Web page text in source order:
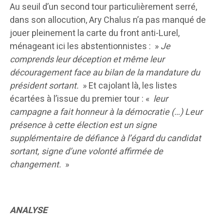
Au seuil d’un second tour particulièrement serré,
dans son allocution, Ary Chalus n’a pas manqué de
jouer pleinement la carte du front anti-Lurel,
ménageant ici les abstentionnistes : »Je
comprends leur déception et même leur
découragement face au bilan de la mandature du
président sortant. » Et cajolant là, les listes
écartées à l’issue du premier tour : « leur
campagne a fait honneur à la démocratie (…) Leur
présence à cette élection est un signe
supplémentaire de défiance à l’égard du candidat
sortant, signe d’une volonté affirmée de
changement. »
ANALYSE